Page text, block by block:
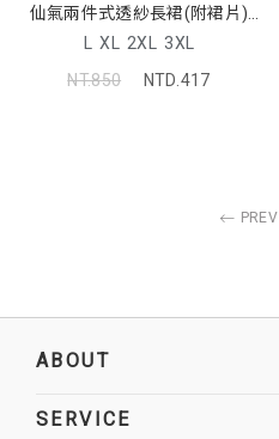
仙氣兩件式透紗長裙(附裙片)
MISS. 中大尺碼裙子
L XL 2XL 3XL
NT.850
NTD.417
PREV
ABOUT
SERVICE